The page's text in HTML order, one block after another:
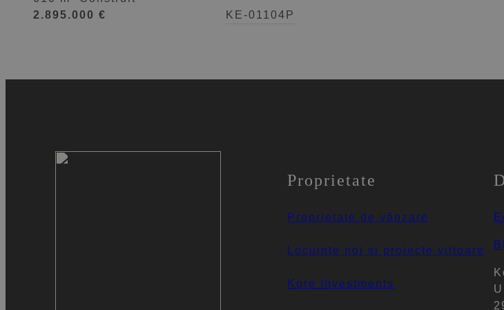
2.895.000 €
KE-01104P
Proprietate
Proprietate de vânzare
Locuințe noi și proiecte viitoare
Kore Investments